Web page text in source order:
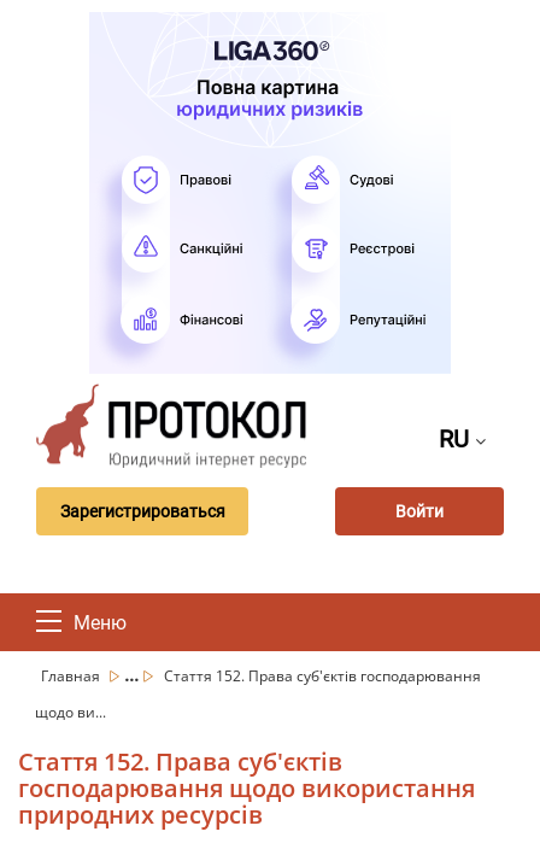
RU
Зарегистрироваться Войти
Меню
Главная ...
Стаття 152. Права суб'єктів господарювання
щодо ви...
Стаття 152. Права суб'єктів
господарювання щодо використання
природних ресурсів